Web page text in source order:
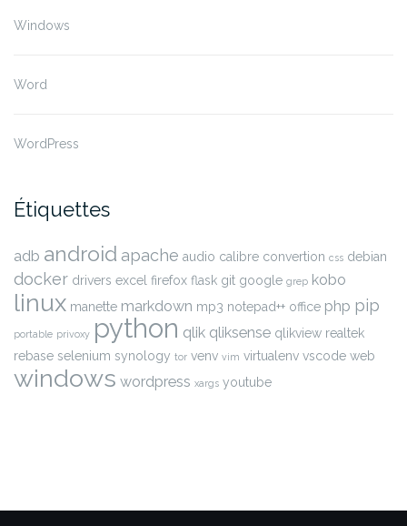
Windows
Word
WordPress
Étiquettes
adb android apache audio calibre convertion css debian
docker drivers excel firefox flask git google grep kobo
linux manette markdown mp3 notepad++ office php pip
portable privoxy python qlik qliksense qlikview realtek
rebase selenium synology tor venv vim virtualenv vscode web
windows wordpress xargs youtube